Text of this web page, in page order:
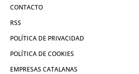
CONTACTO
RSS
POLÍTICA DE PRIVACIDAD
POLÍTICA DE COOKIES
EMPRESAS CATALANAS